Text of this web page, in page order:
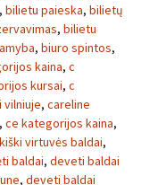
, bilietu paieska, bilietų
, bilietu
, biuro spintos,
kaina, c
kursai, c
, careline
, ce kategorijos kaina,
virtuvės baldai,
baldai, deveti baldai
, deveti baldai